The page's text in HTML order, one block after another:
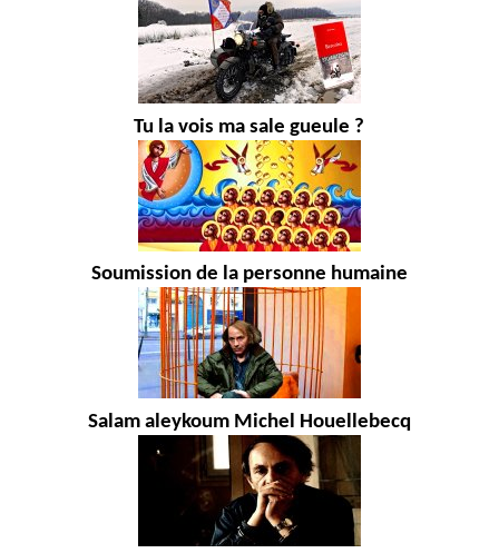
Tu la vois ma sale gueule ?
Soumission de la personne humaine
Salam aleykoum Michel Houellebecq